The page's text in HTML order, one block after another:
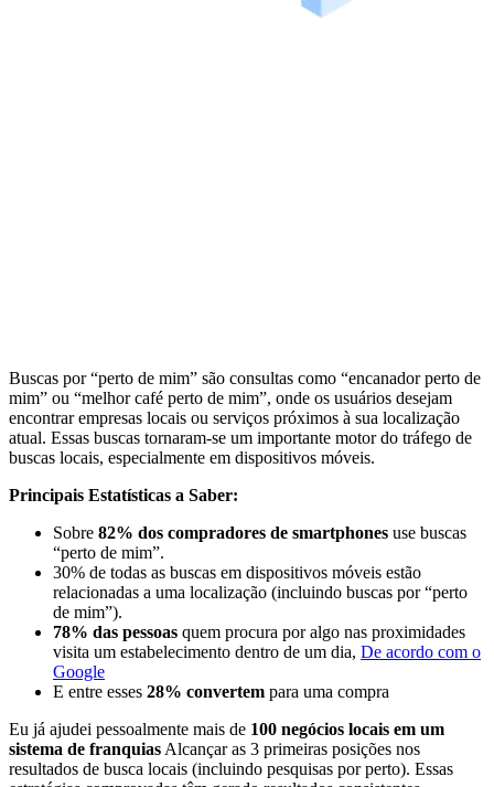
Buscas por “perto de mim” são consultas como “encanador perto de
mim” ou “melhor café perto de mim”, onde os usuários desejam
encontrar empresas locais ou serviços próximos à sua localização
atual. Essas buscas tornaram-se um importante motor do tráfego de
buscas locais, especialmente em dispositivos móveis.
Principais Estatísticas a Saber:
Sobre 82% dos compradores de smartphones use buscas
“perto de mim”.
30% de todas as buscas em dispositivos móveis estão
relacionadas a uma localização (incluindo buscas por “perto
de mim”).
78% das pessoas quem procura por algo nas proximidades
visita um estabelecimento dentro de um dia, De acordo com o
Google
E entre esses 28% convertem para uma compra
Eu já ajudei pessoalmente mais de 100 negócios locais em um
sistema de franquias Alcançar as 3 primeiras posições nos
resultados de busca locais (incluindo pesquisas por perto). Essas